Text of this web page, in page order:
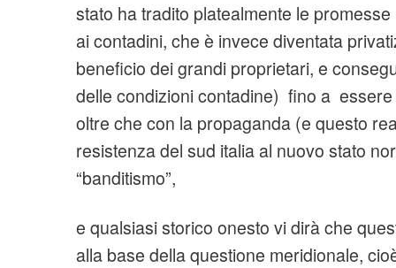
stato ha tradito platealmente le
ai contadini, che è invece diventata
beneficio dei grandi proprietari, e
delle condizioni contadine) fino a
oltre che con la propaganda (e questo
resistenza del sud italia al nuovo stato
“banditismo”,
e qualsiasi storico onesto vi dirà che
alla base della questione meridionale,